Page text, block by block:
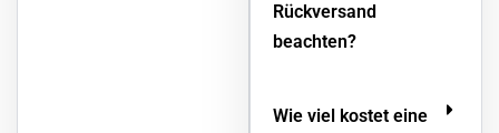
Rückversand
beachten?
Wie viel kostet eine